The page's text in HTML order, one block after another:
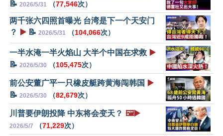
📝 2026/5/31 （77,546次）
两千张六四照首曝光 台湾是下一个天安门
？
▶️ 📝 2026/5/31 （104,066次）
一半水淹一半火焰山 大半个中国在求救 ▶️
📝 2026/5/30 （105,475次）
前公安董广平一只橡皮艇跨黄海闯韩国 ▶️
📝 2026/5/30 （82,679次）
川普要伊朗投降 中东将会变天？ 🖼️▶️
2026/5/7 （71,229次）